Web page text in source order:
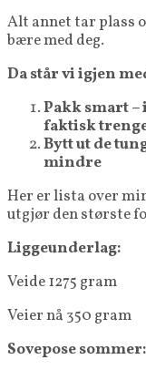
Alt annet tar plass
bære med deg.
Da står vi igjen
Pakk smart –
faktisk
Bytt ut de
mindre
Her er lista over
utgjør den største
Liggeunderlag:
Veide 1275 gram
Veier nå 350 gram
Sovepose sommer: